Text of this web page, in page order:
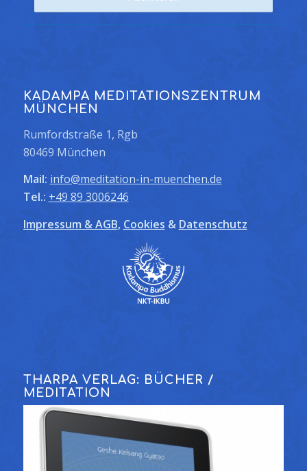
KADAMPA MEDITATIONSZENTRUM
MÜNCHEN
Rumfordstraße 1, Rgb
80469 München
Mail: info@meditation-in-muenchen.de
Tel.: +49 89 3006246
Impressum & AGB, Cookies & Datenschutz
THARPA VERLAG: BÜCHER /
MEDITATION